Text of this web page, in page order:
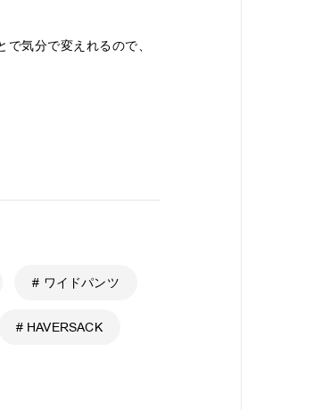
気分で変えれるので、
# ワイドパンツ
# HAVERSACK